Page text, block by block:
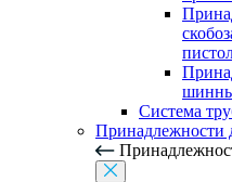
Система
Принадлежности